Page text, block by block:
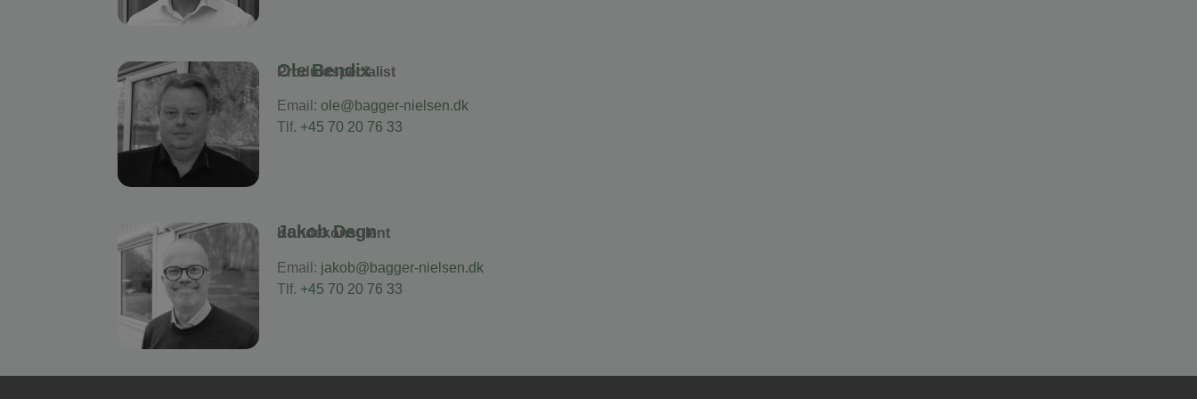
Ole Bendix
Produktspecialist
Email: ole@bagger-nielsen.dk
Tlf. +45 70 20 76 33
Jakob Degn
Kundekonsulent
Email: jakob@bagger-nielsen.dk
Tlf. +45 70 20 76 33